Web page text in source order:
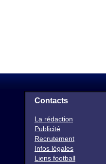
Contacts
La rédaction
Publicité
Recrutement
Infos légales
Liens football